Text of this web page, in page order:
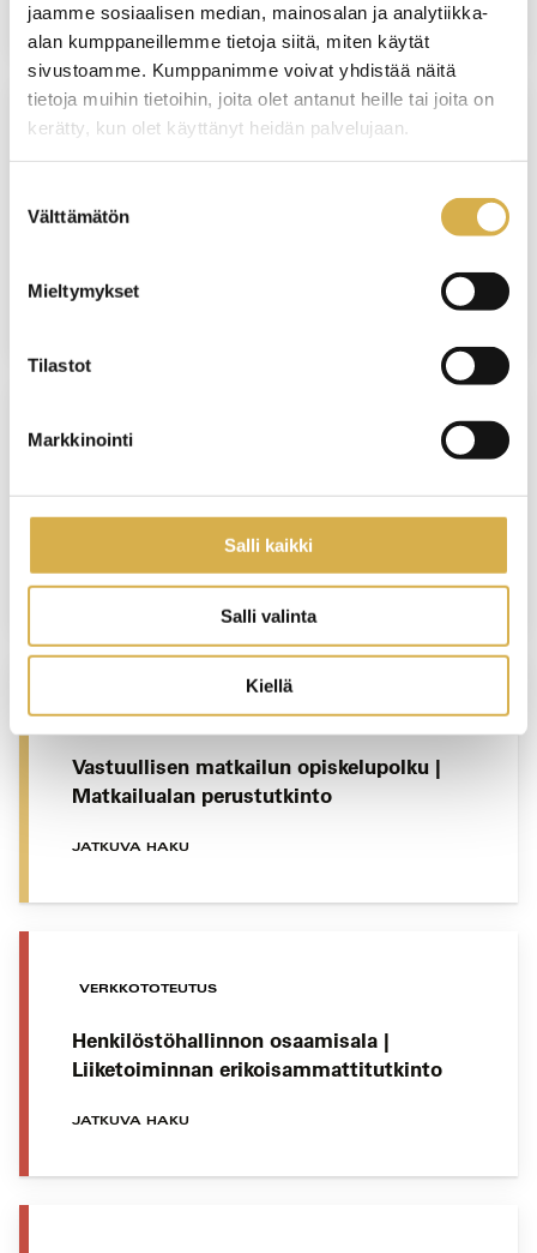
jaamme sosiaalisen median, mainosalan ja analytiikka-
alan kumppaneillemme tietoja siitä, miten käytät
sivustoamme. Kumppanimme voivat yhdistää näitä
tietoja muihin tietoihin, joita olet antanut heille tai joita on
kerätty, kun olet käyttänyt heidän palvelujaan.
valinta
Välttämätön
Mieltymykset
Tilastot
Markkinointi
Salli kaikki
Salli valinta
Kiellä
VANTAA
Matkailupalvelujen ammattitutkinto,
JATKUVA HAKU
VANTAA
Palvelulogistiikkatyöntekijä | Logistiikan
perustutkinto
JATKUVA HAKU
VANTAA
Vastuullisen matkailun opiskelupolku |
Matkailualan perustutkinto
JATKUVA HAKU
VERKKOTOTEUTUS
Henkilöstöhallinnon osaamisala |
Liiketoiminnan erikoisammattitutkinto
JATKUVA HAKU